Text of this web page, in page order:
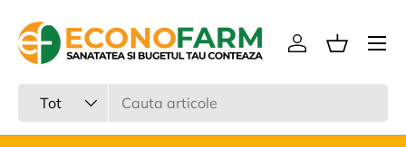
Sari la continut
Tot
Intra in cont
Cos
Meniu